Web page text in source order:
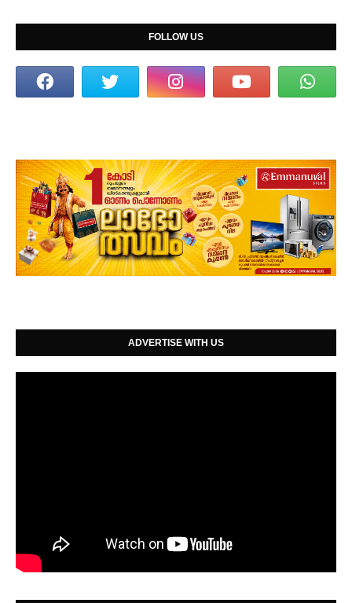
FOLLOW US
ADVERTISE WITH US